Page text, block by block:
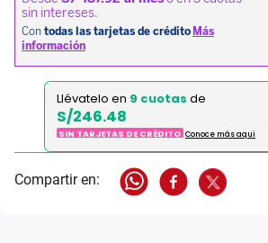
Llévatelo en 9 cuotas de
S/246.48
SIN TARJETAS DE CRÉDITO Conoce más aqui